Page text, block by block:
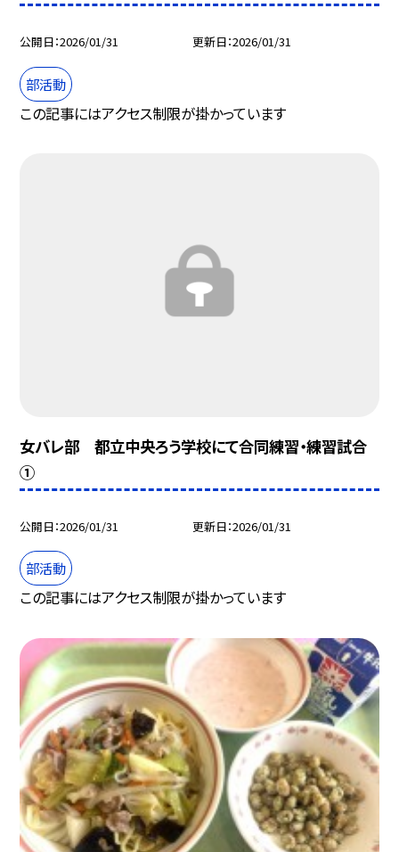
公開日 2026/01/31 更新日 2026/01/31
部活動
この記事にはアクセス制限が掛かっています
女バレ部 都立中央ろう学校にて合同練習・練習試合
①
公開日 2026/01/31 更新日 2026/01/31
部活動
この記事にはアクセス制限が掛かっています